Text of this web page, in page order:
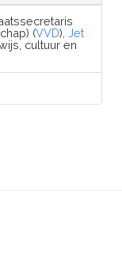
(VVD),Jet
cultuur en